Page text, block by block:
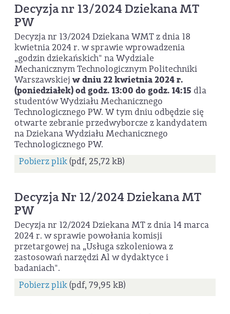
Decyzja nr 13/2024 Dziekana MT
PW
Decyzja nr 13/2024 Dziekana WMT z dnia 18
kwietnia 2024 r. w sprawie wprowadzenia
„godzin dziekańskich" na Wydziale
Mechanicznym Technologicznym Politechniki
Warszawskiejw dniu 22 kwietnia 2024 r.
(poniedziałek) od godz. 13:00 do godz. 14:15 dla
studentów Wydziału Mechanicznego
Technologicznego PW. W tym dniu odbędzie się
otwarte zebranie przedwyborcze z kandydatem
na Dziekana Wydziału Mechanicznego
Technologicznego PW.
Pobierz plik(pdf, 25,72 kB)
Decyzja Nr 12/2024 Dziekana MT
PW
Decyzja nr 12/2024 Dziekana MT z dnia 14 marca
2024 r. w sprawie powołania komisji
przetargowej na „Usługa szkoleniowa z
zastosowań narzędzi Al w dydaktyce i
badaniach".
Pobierz plik(pdf, 79,95 kB)